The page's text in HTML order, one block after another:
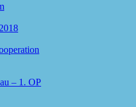
– 1. OP